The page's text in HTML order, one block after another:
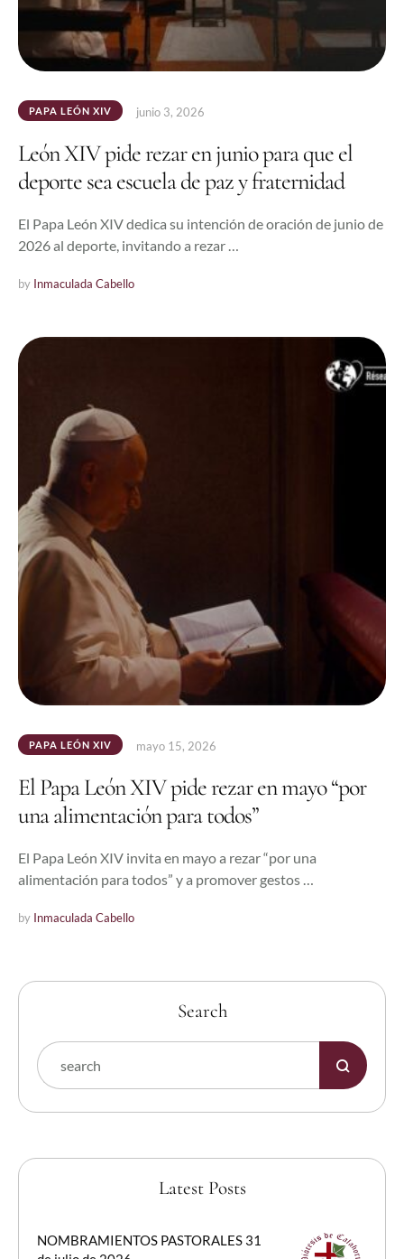
PAPA LEÓN XIV junio 3, 2026
León XIV pide rezar en junio para que el
deporte sea escuela de paz y fraternidad
El Papa León XIV dedica su intención de oración de junio de
2026 al deporte, invitando a rezar …
by Inmaculada Cabello
PAPA LEÓN XIV mayo 15, 2026
El Papa León XIV pide rezar en mayo “por
una alimentación para todos”
El Papa León XIV invita en mayo a rezar “por una
alimentación para todos” y a promover gestos …
by Inmaculada Cabello
Search
Latest Posts
NOMBRAMIENTOS PASTORALES 31